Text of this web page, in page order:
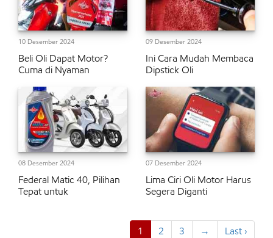
10 Desember 2024
Beli Oli Dapat Motor?
Cuma di Nyaman
09 Desember 2024
Ini Cara Mudah Membaca
Dipstick Oli
08 Desember 2024
Federal Matic 40, Pilihan
Tepat untuk
07 Desember 2024
Lima Ciri Oli Motor Harus
Segera Diganti
1 2 3 → Last ›